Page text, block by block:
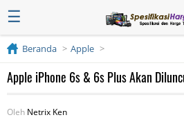
☰
Beranda Apple
Apple iPhone 6s & 6s Plus Akan
Oleh Netrix Ken